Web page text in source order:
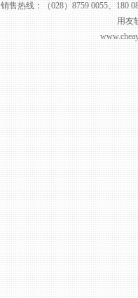
销售热线：（028）8759 0055、180
用友